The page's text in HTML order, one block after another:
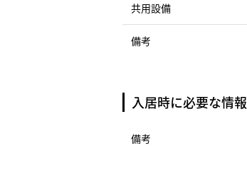
共用設備
備考
入居時に必要な情報
備考